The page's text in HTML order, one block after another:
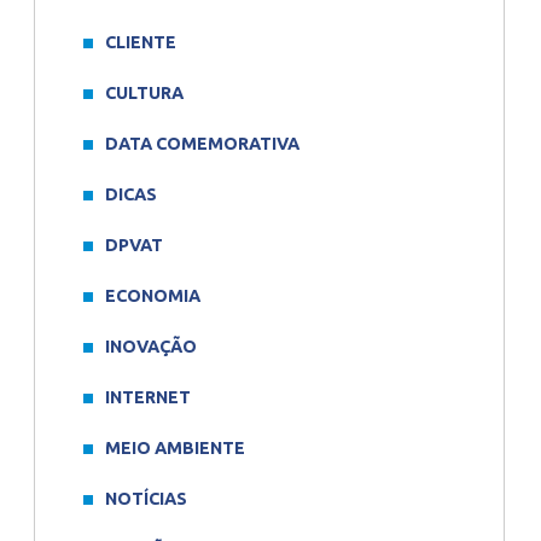
CLIENTE
CULTURA
DATA COMEMORATIVA
DICAS
DPVAT
ECONOMIA
INOVAÇÃO
INTERNET
MEIO AMBIENTE
NOTÍCIAS